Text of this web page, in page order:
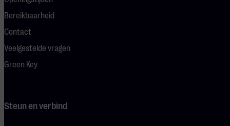
Bereikbaarheid
Contact
Veelgestelde vragen
Green Key
Steun en verbind